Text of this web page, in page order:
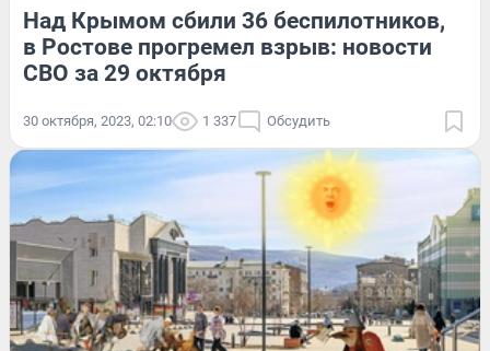
Над Крымом сбили 36 беспилотников,
в Ростове прогремел взрыв: новости
СВО за 29 октября
30 октября, 2023, 02:10 1 337 Обсудить